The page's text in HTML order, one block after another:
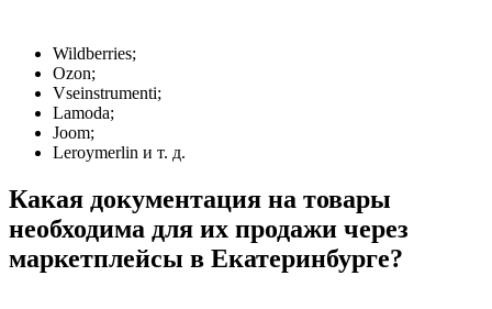
Wildberries;
Ozon;
Vseinstrumenti;
Lamoda;
Joom;
Leroymerlin и т. д.
Какая документация на товары
необходима для их продажи через
маркетплейсы в Екатеринбурге?